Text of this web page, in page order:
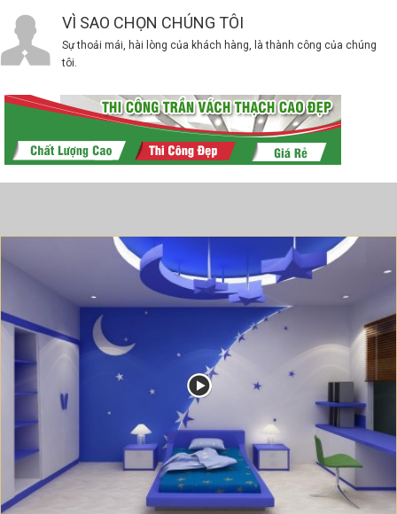
VÌ SAO CHỌN CHÚNG TÔI
Sự thoải mái, hài lòng của khách hàng, là thành công của chúng
tôi.